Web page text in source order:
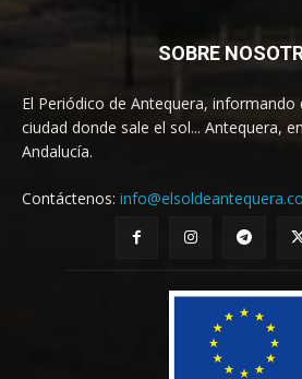
SOBRE
El Periódico de Antequera, informando
ciudad donde sale el sol... Antequera,
Andalucía.
Contáctenos: